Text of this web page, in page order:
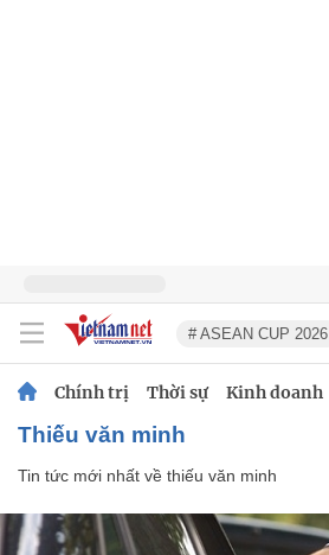
# ASEAN CUP 2026
Chính trị Thời sự Kinh doanh
thiếu văn minh
Tin tức mới nhất về thiếu văn minh